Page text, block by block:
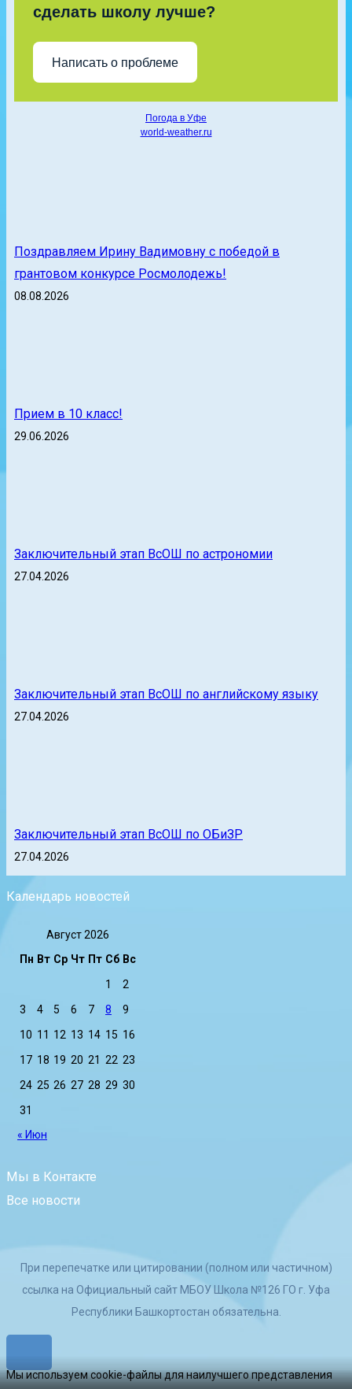
сделать школу лучше?
Написать о проблеме
Погода в Уфе
world-weather.ru
Поздравляем Ирину Вадимовну с победой в
грантовом конкурсе Росмолодежь!
08.08.2026
Прием в 10 класс!
29.06.2026
Заключительный этап ВсОШ по астрономии
27.04.2026
Заключительный этап ВсОШ по английскому языку
27.04.2026
Заключительный этап ВсОШ по ОБиЗР
27.04.2026
Календарь новостей
Август 2026
Пн Вт Ср Чт Пт Сб Вс
1
2
3
4 5 6 7 8
9
10 11 12 13 14 15 16
17 18 19 20 21 22 23
24 25 26 27 28 29 30
31
« Июн
Мы в Контакте
Все новости
При перепечатке или цитировании (полном или частичном)
ссылка на Официальный сайт МБОУ Школа №126 ГО г. Уфа
Республики Башкортостан обязательна.
Мы используем cookie-файлы для наилучшего представления